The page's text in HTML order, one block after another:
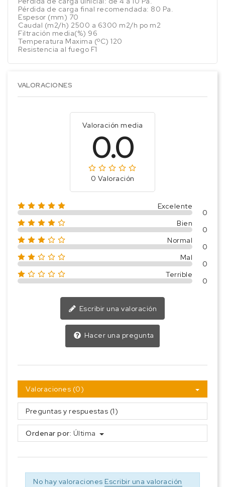
Pérdida de carga final recomendada: 80 Pa.
Espesor (mm) 70
Caudal (m2/h) 2500 a 6300 m2/h po m2
Filtración media(%) 96
Temperatura Maxima (ºC) 120
Resistencia al fuego F1
VALORACIONES
Valoración media
0.0
0 Valoración
Excelente
0
Bien
0
Normal
0
Mal
0
Terrible
0
Escribir una valoración
Hacer una pregunta
Valoraciones (0)
Preguntas y respuestas (1)
Ordenar por: Última
No hay valoraciones Escribir una valoración